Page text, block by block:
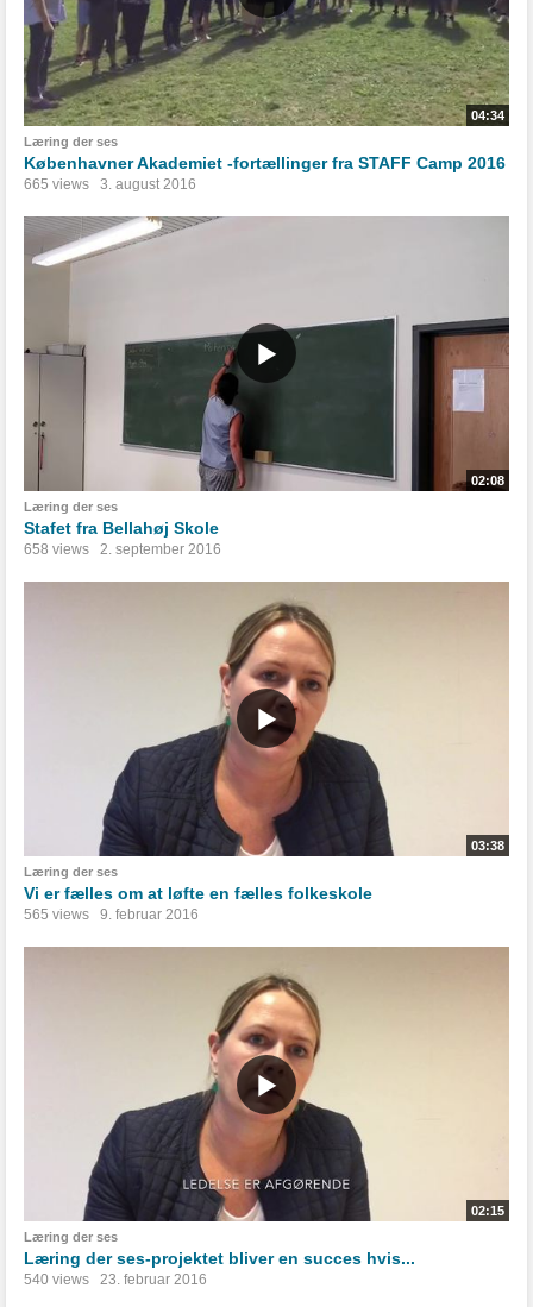
04:34
Læring der ses
Københavner Akademiet -fortællinger fra STAFF Camp 2016
665 views 3. august 2016
02:08
Læring der ses
Stafet fra Bellahøj Skole
658 views 2. september 2016
03:38
Læring der ses
Vi er fælles om at løfte en fælles folkeskole
565 views 9. februar 2016
02:15
Læring der ses
Læring der ses-projektet bliver en succes hvis...
540 views 23. februar 2016